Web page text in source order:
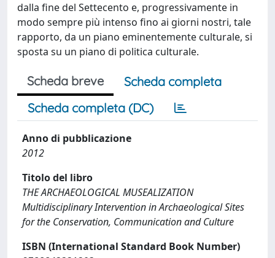
dalla fine del Settecento e, progressivamente in
modo sempre più intenso fino ai giorni nostri, tale
rapporto, da un piano eminentemente culturale, si
sposta su un piano di politica culturale.
Scheda breve
Scheda completa
Scheda completa (DC)
Anno di pubblicazione
2012
Titolo del libro
THE ARCHAEOLOGICAL MUSEALIZATION
Multidisciplinary Intervention in Archaeological Sites
for the Conservation, Communication and Culture
ISBN (International Standard Book Number)